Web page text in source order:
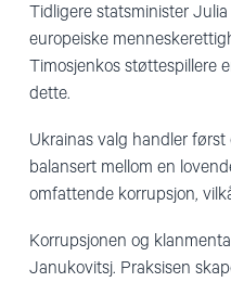
Tidligere statsminister
europeiske
Timosjenkos støttespillere
dette.
Ukrainas valg handler
balansert mellom en
omfattende korrupsjon,
Korrupsjonen og
Janukovitsj. Praksisen